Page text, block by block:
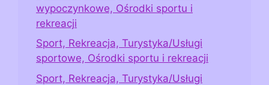
wypoczynkowe, Ośrodki sportu i
rekreacji
Sport, Rekreacja, Turystyka/Usługi
sportowe, Ośrodki sportu i rekreacji
Sport, Rekreacja, Turystyka/Usługi